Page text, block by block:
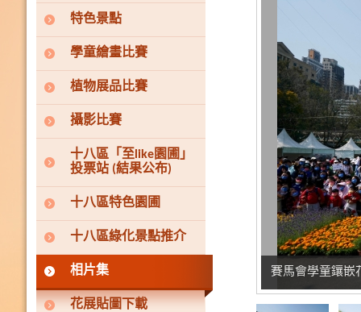
特色景點
學童繪畫比賽
植物展品比賽
攝影比賽
十八區「至like園圃」
投票站 (結果公布)
十八區特色園圃
十八區綠化景點推介
相片集
花展貼圖下載
賽馬會學童鑲嵌